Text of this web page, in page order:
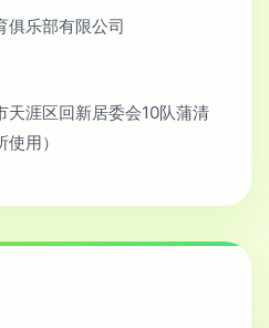
俱乐部有限公司
天涯区回新居委会10队蒲清
用）